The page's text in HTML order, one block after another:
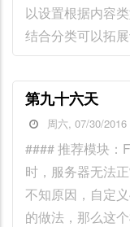
以设置根据内容
结合分类可以拓
第九十六天
周六, 07/30/
#### 推荐模块：
时，服务器无法
不知原因，自定
的做法，那么这个